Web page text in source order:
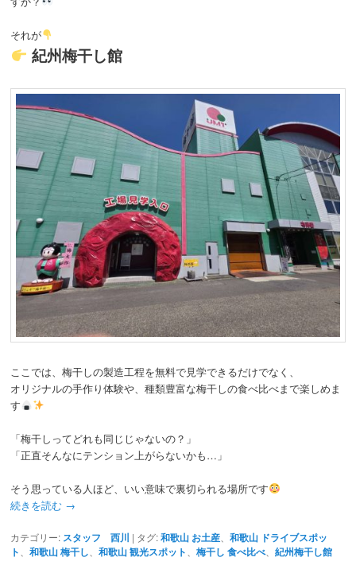
それが
紀州梅干し館
ここでは、梅干しの製造工程を無料で見学できるだけでなく、
オリジナルの手作り体験や、種類豊富な梅干しの食べ比べまで楽しめま
す
「梅干しってどれも同じじゃないの？」
「正直そんなにテンション上がらないかも…」
そう思っている人ほど、いい意味で裏切られる場所です
続きを読む →
カテゴリー: スタッフ 西川 | タグ: 和歌山 お土産 、和歌山 ドライブスポッ
ト
、和歌山 梅干し 、和歌山 観光スポット 、梅干し 食べ比べ、紀州梅干し館